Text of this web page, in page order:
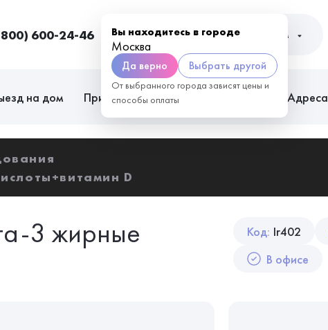
600-24-46 Вы находитесь в городе
Москва
Да верно Выбрать другой
От выбранного города зависят цены и
способы оплаты
Москва Пациентам
на дом Приём врачей Адреса
D
Код: Ir402
В офисе
3 жирные